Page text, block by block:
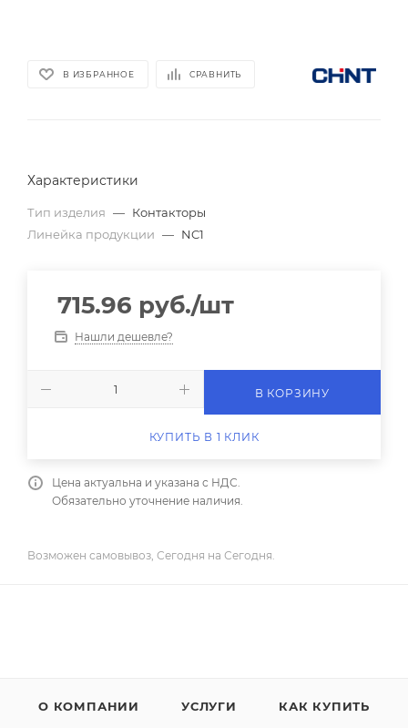
В ИЗБРАННОЕ СРАВНИТЬ
Характеристики
Тип изделия — Контакторы
Линейка продукции — NC1
715.96 руб./шт
Нашли дешевле?
В КОРЗИНУ
КУПИТЬ В 1 КЛИК
Цена актуальна и указана с НДС.
Обязательно уточнение наличия.
Возможен самовывоз, Сегодня на Сегодня.
О КОМПАНИИ УСЛУГИ КАК КУПИТЬ